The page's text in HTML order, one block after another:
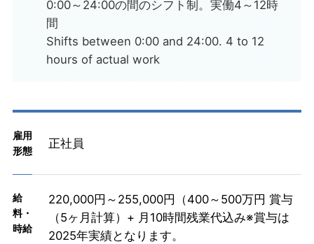
0:00～24:00の間のシフト制。実働4～12時
間
Shifts between 0:00 and 24:00. 4 to 12
hours of actual work
雇用
形態
正社員
給
料・
時給
220,000円～255,000円（400～500万円 賞与
（5ヶ月計算）+ 月10時間残業代込み※賞与は
2025年実績となります。